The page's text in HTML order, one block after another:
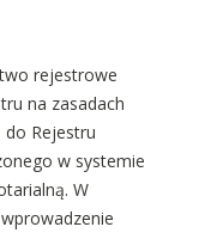
rejestrowe
na zasadach
do Rejestru
w systemie
W